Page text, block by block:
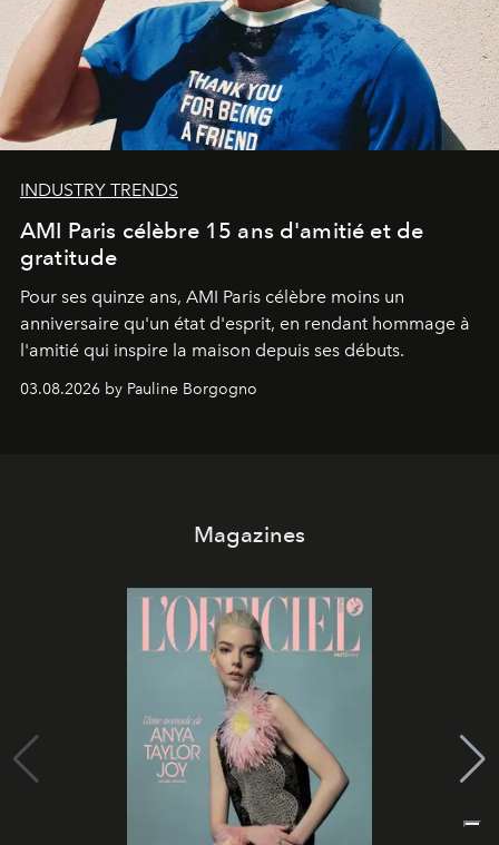
INDUSTRY TRENDS
AMI Paris célèbre 15 ans d'amitié et de
gratitude
Pour ses quinze ans, AMI Paris célèbre moins un
anniversaire qu'un état d'esprit, en rendant hommage à
l'amitié qui inspire la maison depuis ses débuts.
03.08.2026 by Pauline Borgogno
Magazines